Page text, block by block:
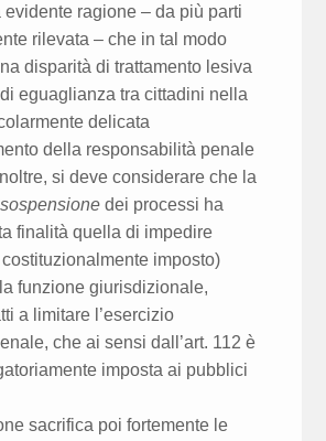
evidente ragione – da più parti
rilevata – che in tal modo
disparità di trattamento lesiva
eguaglianza tra cittadini nella
delicata
della responsabilità penale
si deve considerare che la
sospensione dei processi ha
finalità quella di impedire
costituzionalmente imposto)
funzione giurisdizionale,
a limitare l’esercizio
che ai sensi dall’art. 112 è
imposta ai pubblici
sacrifica poi fortemente le